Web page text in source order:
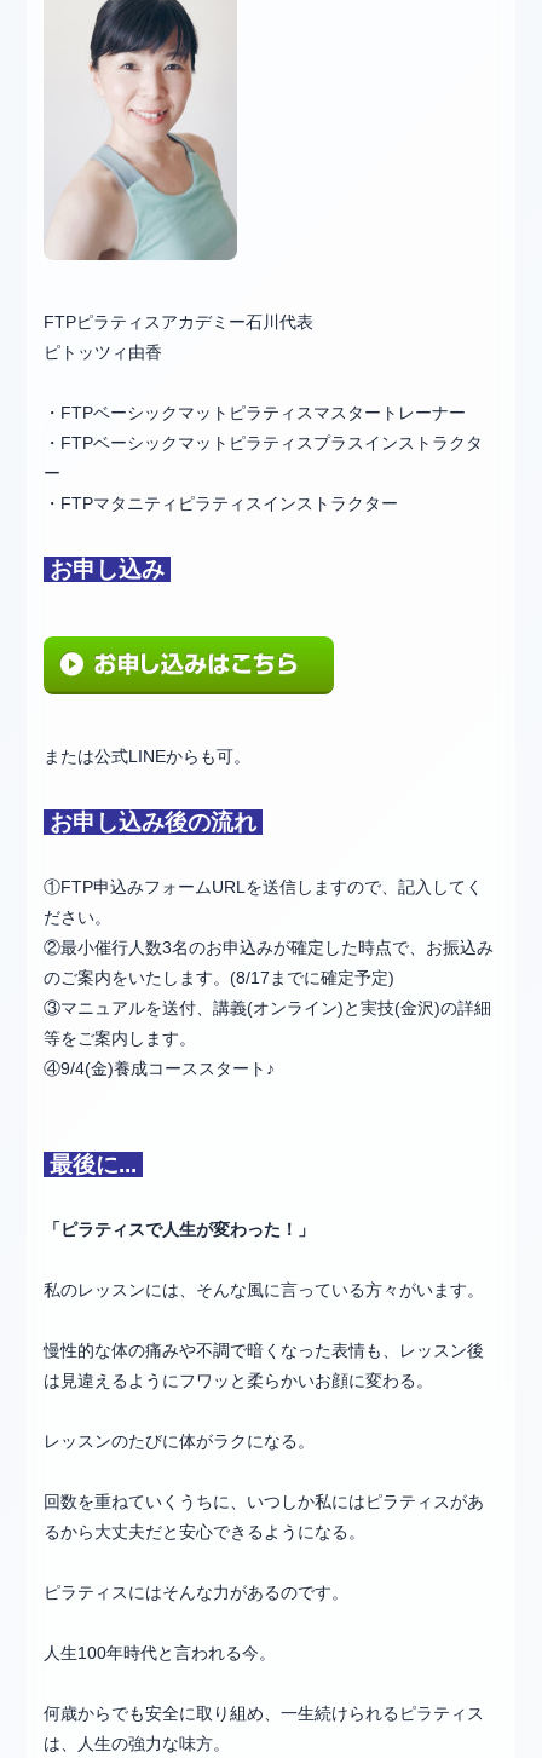
FTPピラティスアカデミー石川代表
ピトッツィ由香
・FTPベーシックマットピラティスマスタートレーナー
・FTPベーシックマットピラティスプラスインストラクタ
ー
・FTPマタニティピラティスインストラクター
お申し込み
または公式LINEからも可。
お申し込み後の流れ
①FTP申込みフォームURLを送信しますので、記入してく
ださい。
②最小催行人数3名のお申込みが確定した時点で、お振込み
のご案内をいたします。(8/17までに確定予定)
③マニュアルを送付、講義(オンライン)と実技(金沢)の詳細
等をご案内します。
④9/4(金)養成コーススタート♪
最後に...
「ピラティスで人生が変わった！」
私のレッスンには、そんな風に言っている方々がいます。
慢性的な体の痛みや不調で暗くなった表情も、レッスン後
は見違えるようにフワッと柔らかいお顔に変わる。
レッスンのたびに体がラクになる。
回数を重ねていくうちに、いつしか私にはピラティスがあ
るから大丈夫だと安心できるようになる。
ピラティスにはそんな力があるのです。
人生100年時代と言われる今。
何歳からでも安全に取り組め、一生続けられるピラティス
は、人生の強力な味方。